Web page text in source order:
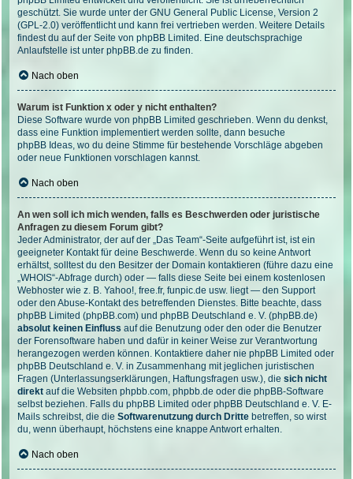
geschützt. Sie wurde unter der GNU General Public License, Version 2
(GPL-2.0) veröffentlicht und kann frei vertrieben werden. Weitere Details
findest du auf der Seite von phpBB Limited . Eine deutschsprachige
Anlaufstelle ist unter phpBB.de zu finden.
Nach oben
Warum ist Funktion x oder y nicht enthalten?
Diese Software wurde von phpBB Limited geschrieben. Wenn du denkst,
dass eine Funktion implementiert werden sollte, dann besuche
phpBB Ideas, wo du deine Stimme für bestehende Vorschläge abgeben
oder neue Funktionen vorschlagen kannst.
Nach oben
An wen soll ich mich wenden, falls es Beschwerden oder juristische
Anfragen zu diesem Forum gibt?
Jeder Administrator, der auf der „Das Team“-Seite aufgeführt ist, ist ein
geeigneter Kontakt für deine Beschwerde. Wenn du so keine Antwort
erhältst, solltest du den Besitzer der Domain kontaktieren (führe dazu eine
„WHOIS“-Abfrage durch) oder — falls diese Seite bei einem kostenlosen
Webhoster wie z. B. Yahoo!, free.fr, funpic.de usw. liegt — den Support
oder den Abuse-Kontakt des betreffenden Dienstes. Bitte beachte, dass
phpBB Limited (phpBB.com) und phpBB Deutschland e. V. (phpBB.de)
absolut keinen Einfluss auf die Benutzung oder den oder die Benutzer
der Forensoftware haben und dafür in keiner Weise zur Verantwortung
herangezogen werden können. Kontaktiere daher nie phpBB Limited oder
phpBB Deutschland e. V. in Zusammenhang mit jeglichen juristischen
Fragen (Unterlassungserklärungen, Haftungsfragen usw.), die sich nicht
direkt auf die Websiten phpbb.com, phpbb.de oder die phpBB-Software
selbst beziehen. Falls du phpBB Limited oder phpBB Deutschland e. V. E-
Mails schreibst, die die Softwarenutzung durch Dritte betreffen, so wirst
du, wenn überhaupt, höchstens eine knappe Antwort erhalten.
Nach oben